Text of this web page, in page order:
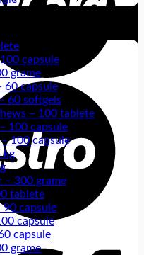
capsule
grame
60 capsule
60 softgels
– 100 tablete
100 capsule
100 capsule
kg
– 300 grame
tablete
90 capsule
capsule
capsule
grame